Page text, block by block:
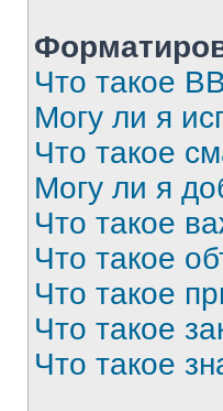
Что такое
Могу ли я
Что такое
Могу ли я
Что такое
Что такое
Что такое
Что такое
Что такое